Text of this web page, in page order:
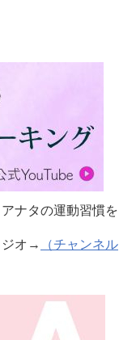
ナタの運動習慣を
ジオ→
（チャンネル